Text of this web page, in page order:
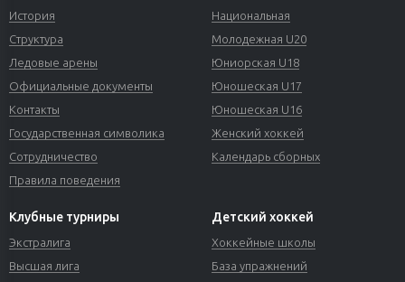
История
Структура
Ледовые арены
Официальные документы
Контакты
Государственная символика
Сотрудничество
Правила поведения
Национальная
Молодежная U20
Юниорская U18
Юношеская U17
Юношеская U16
Женский хоккей
Календарь сборных
Клубные турниры
Экстралига
Высшая лига
Детский хоккей
Хоккейные школы
База упражнений